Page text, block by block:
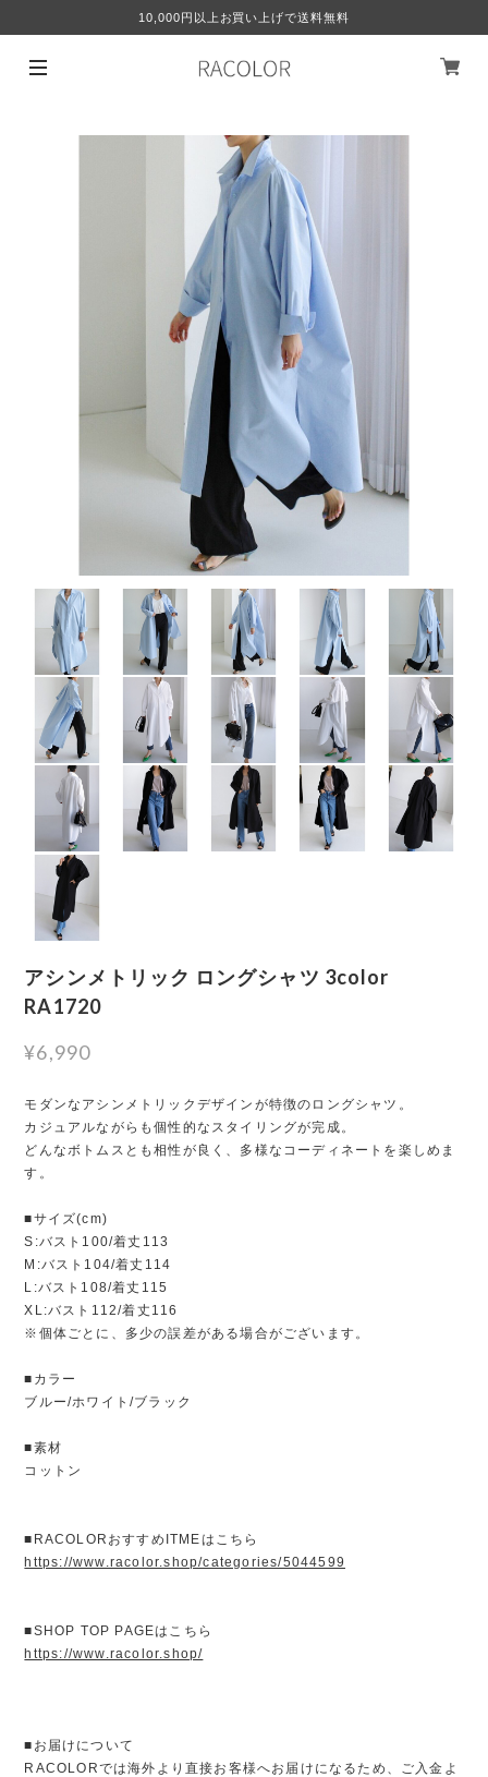
10,000円以上お買い上げで送料無料
アシンメトリック ロングシャツ 3color
RA1720
¥6,990
モダンなアシンメトリックデザインが特徴のロングシャツ。
カジュアルながらも個性的なスタイリングが完成。
どんなボトムスとも相性が良く、多様なコーディネートを楽しめま
す。
■サイズ(cm)
S:バスト100/着丈113
M:バスト104/着丈114
L:バスト108/着丈115
XL:バスト112/着丈116
※個体ごとに、多少の誤差がある場合がございます。
■カラー
ブルー/ホワイト/ブラック
■素材
コットン
■RACOLORおすすめITMEはこちら
https://www.racolor.shop/categories/5044599
■SHOP TOP PAGEはこちら
https://www.racolor.shop/
■お届けについて
RACOLORでは海外より直接お客様へお届けになるため、ご入金よ